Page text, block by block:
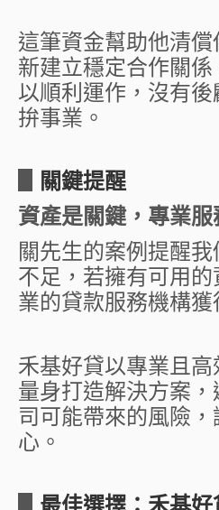
這筆資金幫助他清
新建立穩定合作關
以順利運作，沒有
拚事業。
關鍵提醒
資產是關鍵，專業服
關先生的案例提醒
不足，若擁有可用
業的貸款服務機構獲
禾基好貸以專業且
量身打造解決方案
司可能帶來的風險
心。